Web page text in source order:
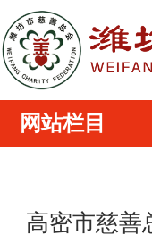
高密市慈善